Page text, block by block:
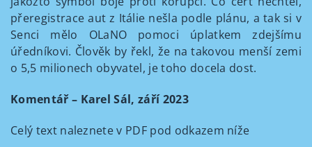
přeregistrace aut z Itálie nešla podle plánu, a tak si v
Senci mělo OLaNO pomoci úplatkem zdejšímu
úředníkovi. Člověk by řekl, že na takovou menší zemi
o 5,5 milionech obyvatel, je toho docela dost.
Komentář – Karel Sál, září 2023
Celý text naleznete v PDF pod odkazem níže